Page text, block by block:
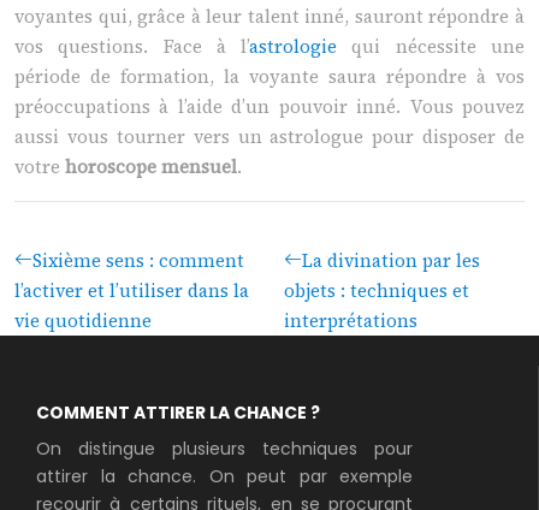
voyantes qui, grâce à leur talent inné, sauront répondre à
vos questions. Face à l’astrologie qui nécessite une
période de formation, la voyante saura répondre à vos
préoccupations à l’aide d’un pouvoir inné. Vous pouvez
aussi vous tourner vers un astrologue pour disposer de
votre horoscope mensuel.
Sixième sens : comment
l’activer et l’utiliser dans la
vie quotidienne
La divination par les
objets : techniques et
interprétations
COMMENT ATTIRER LA CHANCE ?
On distingue plusieurs techniques pour
attirer la chance. On peut par exemple
recourir à certains rituels, en se procurant